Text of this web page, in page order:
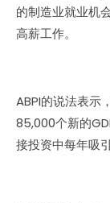
的制造业就业机
高薪工作。
ABPI的说法表示
85,000个新的
接投资中每年吸